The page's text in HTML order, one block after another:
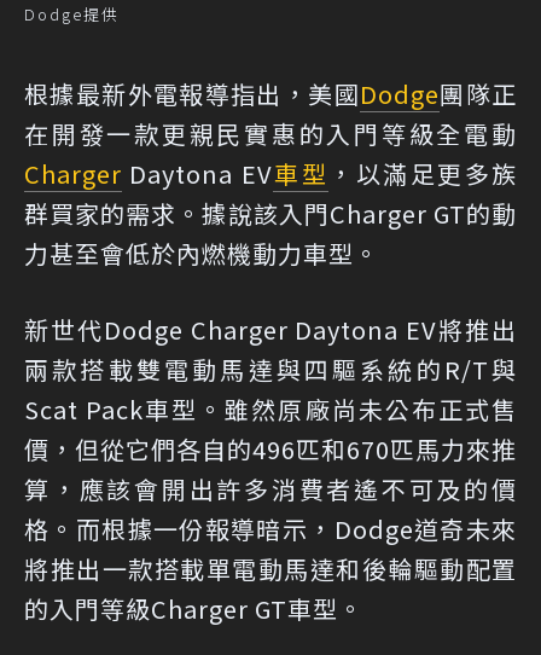
Dodge提供
根據最新外電報導指出，美國Dodge團隊正
在開發一款更親民實惠的入門等級全電動
Charger Daytona EV車型 ，以滿足更多族
群買家的需求。據說該入門Charger GT的動
力甚至會低於內燃機動力車型。
新世代Dodge Charger Daytona EV將推出
兩款搭載雙電動馬達與四驅系統的R/T與
Scat Pack車型。雖然原廠尚未公布正式售
價，但從它們各自的496匹和670匹馬力來推
算，應該會開出許多消費者遙不可及的價
格。而根據一份報導暗示，Dodge道奇未來
將推出一款搭載單電動馬達和後輪驅動配置
的入門等級Charger GT車型。